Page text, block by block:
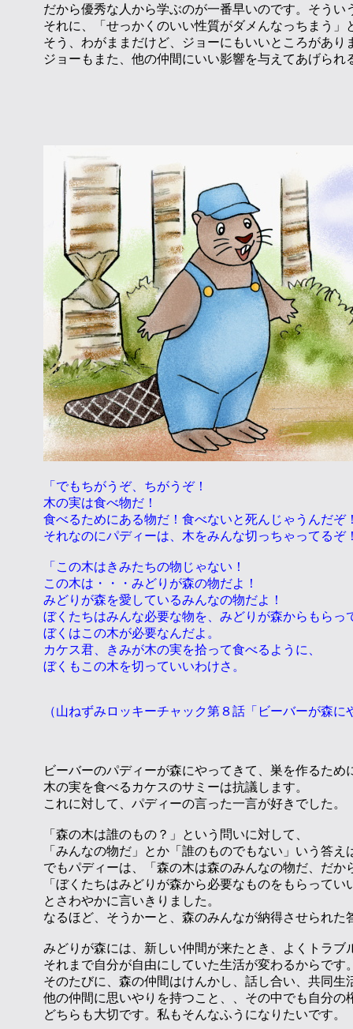
だから優秀な人から学ぶのが一番早いのです。そう
それに、「せっかくのいい性質がダメんなっちまう
そう、わがままだけど、ジョーにもいいところがあり
ジョーもまた、他の仲間にいい影響を与えてあげられ
「でもちがうぞ、ちがうぞ！
木の実は食べ物だ！
食べるためにある物だ！食べないと死んじゃうんだぞ
それなのにパディーは、木をみんな切っちゃってるぞ
「この木はきみたちの物じゃない！
この木は・・・みどりが森の物だよ！
みどりが森を愛しているみんなの物だよ！
ぼくたちはみんな必要な物を、みどりが森からもらっ
ぼくはこの木が必要なんだよ。
カケス君、きみが木の実を拾って食べるように、
ぼくもこの木を切っていいわけさ。
（山ねずみロッキーチャック第８話「ビーバーが森に
ビーバーのパディーが森にやってきて、巣を作るため
木の実を食べるカケスのサミーは抗議します。
これに対して、パディーの言った一言が好きでした。
「森の木は誰のもの？」という問いに対して、
「みんなの物だ」とか「誰のものでもない」いう答え
でもパディーは、「森の木は森のみんなの物だ、だ
「ぼくたちはみどりが森から必要なものをもらって
とさわやかに言いきりました。
なるほど、そうかーと、森のみんなが納得させられた
みどりが森には、新しい仲間が来たとき、よくトラブ
それまで自分が自由にしていた生活が変わるからです
そのたびに、森の仲間はけんかし、話し合い、共同生
他の仲間に思いやりを持つこと、、その中でも自分の
どちらも大切です。私もそんなふうになりたいです。